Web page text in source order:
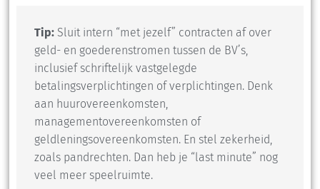
Tip: Sluit intern “met jezelf” contracten af over
geld- en goederenstromen tussen de BV’s,
inclusief schriftelijk vastgelegde
betalingsverplichtingen of verplichtingen. Denk
aan huurovereenkomsten,
managementovereenkomsten of
geldleningsovereenkomsten. En stel zekerheid,
zoals pandrechten. Dan heb je “last minute” nog
veel meer speelruimte.